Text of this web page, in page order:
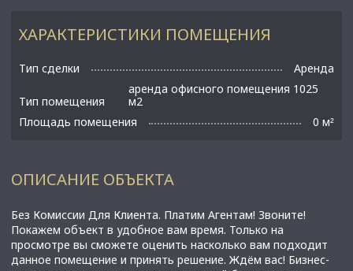
ХАРАКТЕРИСТИКИ ПОМЕЩЕНИЯ
Тип сделки Аренда
Тип помещения
аренда офисного помещения 1025
м2
Площадь помещения
0 м²
ОПИСАНИЕ ОБЪЕКТА
Без Комиссии Для Клиента. Платим Агентам! Звоните!
Покажем объект в удобное вам время. Только на
просмотре вы сможете оценить насколько вам подходит
данное помещение и принять решение. Ждём вас! Бизнес-